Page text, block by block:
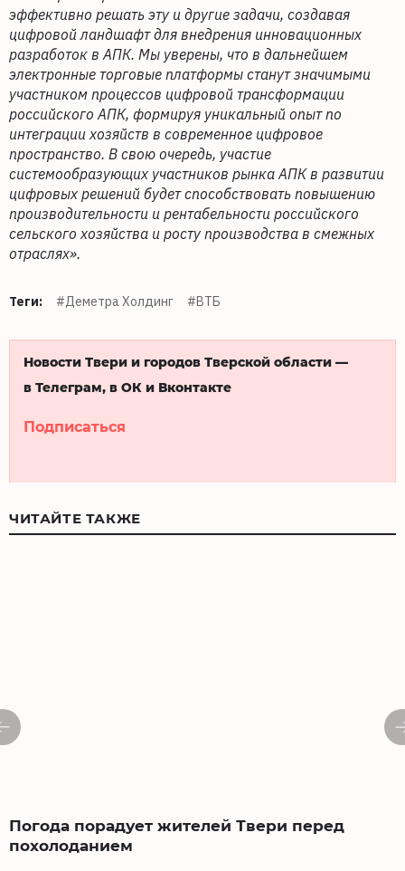
эффективно решать эту и другие задачи, создавая
цифровой ландшафт для внедрения инновационных
разработок в АПК. Мы уверены, что в дальнейшем
электронные торговые платформы станут значимыми
участником процессов цифровой трансформации
российского АПК, формируя уникальный опыт по
интеграции хозяйств в современное цифровое
пространство. В свою очередь, участие
системообразующих участников рынка АПК в развитии
цифровых решений будет способствовать повышению
производительности и рентабельности российского
сельского хозяйства и росту производства в смежных
отраслях».
Теги: #Деметра Холдинг #ВТБ
Новости Твери и городов Тверской области —
в Телеграм, в ОК и Вконтакте
Подписаться
ЧИТАЙТЕ ТАКЖЕ
Погода порадует жителей Твери перед
похолоданием